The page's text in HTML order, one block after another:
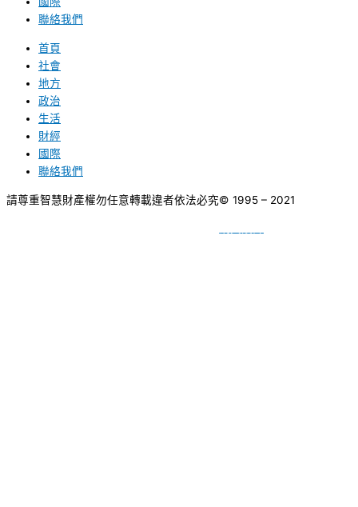
聯絡我們
首頁
社會
地方
政治
生活
財經
國際
聯絡我們
請尊重智慧財產權勿任意轉載違者依法必究© 1995 – 2021